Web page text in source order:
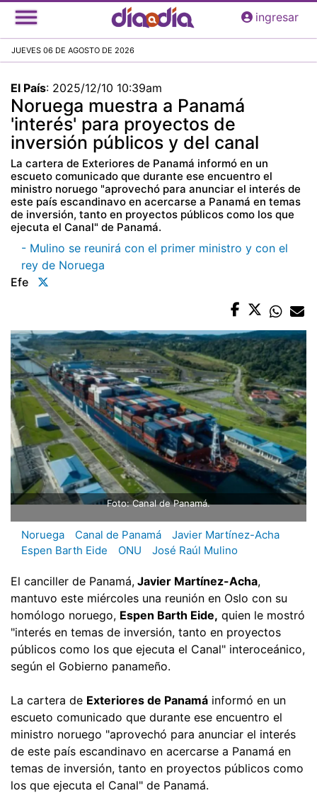
Pasar
al
principal
ingresar
JUEVES 06 DE AGOSTO DE 2026
El País: 2025/12/10 10:39am
Noruega muestra a Panamá
'interés' para proyectos de
inversión públicos y del canal
La cartera de Exteriores de Panamá informó en un
escueto comunicado que durante ese encuentro el
ministro noruego "aprovechó para anunciar el interés de
este país escandinavo en acercarse a Panamá en temas
de inversión, tanto en proyectos públicos como los que
ejecuta el Canal" de Panamá.
- Mulino se reunirá con el primer ministro y con el
rey de Noruega
Efe
Foto: Canal de Panamá.
Noruega Canal de Panamá
Javier Martínez-Acha
Espen Barth Eide
ONU José Raúl Mulino
El canciller de Panamá, Javier Martínez-Acha,
mantuvo este miércoles una reunión en Oslo con su
homólogo noruego, Espen Barth Eide, quien le mostró
"interés en temas de inversión, tanto en proyectos
públicos como los que ejecuta el Canal" interoceánico,
según el Gobierno panameño.
La cartera de Exteriores de Panamá informó en un
escueto comunicado que durante ese encuentro el
ministro noruego "aprovechó para anunciar el interés
de este país escandinavo en acercarse a Panamá en
temas de inversión, tanto en proyectos públicos como
los que ejecuta el Canal" de Panamá.